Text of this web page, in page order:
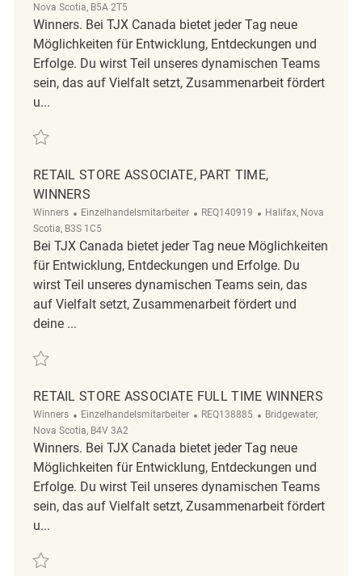
Nova Scotia, B5A 2T5
Winners. Bei TJX Canada bietet jeder Tag neue
Möglichkeiten für Entwicklung, Entdeckungen und
Erfolge. Du wirst Teil unseres dynamischen Teams
sein, das auf Vielfalt setzt, Zusammenarbeit fördert
u...
Retten Retail Store Associate Part Time Winners - Yarmouth REQ138037
RETAIL STORE ASSOCIATE, PART TIME,
WINNERS
Winners Kategorie
Einzelhandelsmitarbeiter ReqId
REQ140919 Ort
Halifax, Nova
Scotia, B3S 1C5
Bei TJX Canada bietet jeder Tag neue Möglichkeiten
für Entwicklung, Entdeckungen und Erfolge. Du
wirst Teil unseres dynamischen Teams sein, das
auf Vielfalt setzt, Zusammenarbeit fördert und
deine ...
Retten Retail Store Associate, Part Time, Winners REQ140919
RETAIL STORE ASSOCIATE FULL TIME WINNERS
Winners Kategorie
Einzelhandelsmitarbeiter ReqId
REQ138885 Ort
Bridgewater,
Nova Scotia, B4V 3A2
Winners. Bei TJX Canada bietet jeder Tag neue
Möglichkeiten für Entwicklung, Entdeckungen und
Erfolge. Du wirst Teil unseres dynamischen Teams
sein, das auf Vielfalt setzt, Zusammenarbeit fördert
u...
Retten Retail Store Associate Full Time Winners REQ138885